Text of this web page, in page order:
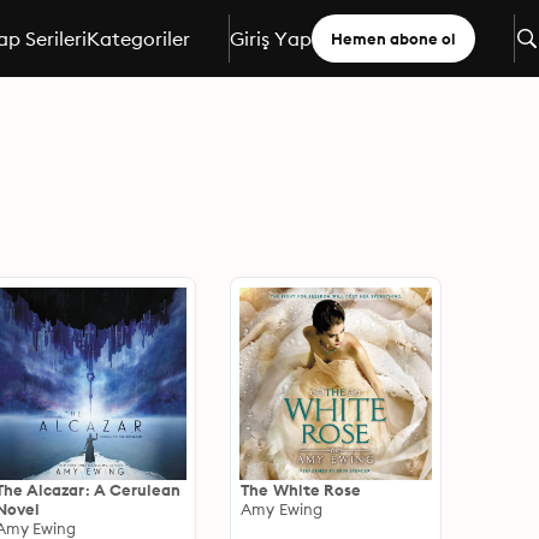
SerileriKategoriler Giriş Yap Hemen abone ol
Alcazar: A Cerulean
Ewing
The White Rose
Amy Ewing